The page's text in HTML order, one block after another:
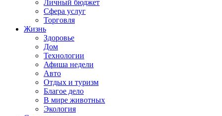
Личный бюджет
Сфера услуг
Торговля
Жизнь
Здоровье
Дом
Технологии
Афиша недели
Авто
Отдых и туризм
Благое дело
В мире животных
Экология